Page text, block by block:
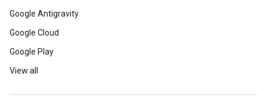
Google Antigravity
Google Cloud
Google Play
View all